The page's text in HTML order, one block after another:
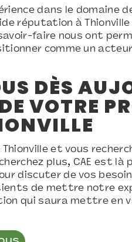
dans le domaine
réputation à
faire nous ont
comme un
DÈS
VOTRE
et vous
plus, CAE est là
discuter de vos
de mettre notre
qui saura mettre en